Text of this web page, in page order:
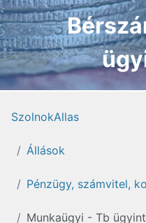
SzolnokAllas
Állások
Pénzügy, számvitel,
Munkaügyi - Tb